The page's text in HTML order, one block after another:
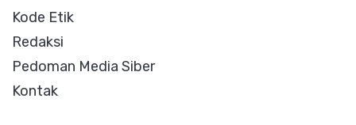
Kode Etik
Redaksi
Pedoman Media Siber
Kontak